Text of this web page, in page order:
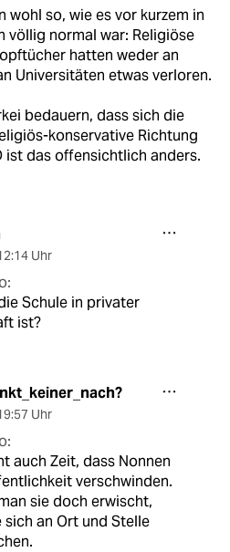
wohl so, wie es vor kurzem in
völlig normal war: Religiöse
hatten weder an
Universitäten etwas verloren.
bedauern, dass sich die
konservative Richtung
ist das offensichtlich anders.
Uhr
Schule in privater
ist?
Uhr
auch Zeit, dass Nonnen
verschwinden.
sie doch erwischt,
sich an Ort und Stelle